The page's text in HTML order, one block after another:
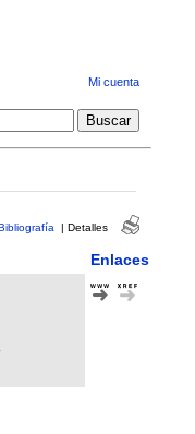
Mi cuenta
| Detalles
Enlaces